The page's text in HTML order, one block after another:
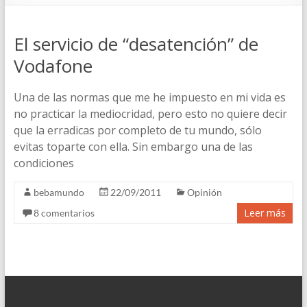
El servicio de “desatención” de
Vodafone
Una de las normas que me he impuesto en mi vida es
no practicar la mediocridad, pero esto no quiere decir
que la erradicas por completo de tu mundo, sólo
evitas toparte con ella. Sin embargo una de las
condiciones
bebamundo 22/09/2011
Opinión
8 comentarios
Leer más